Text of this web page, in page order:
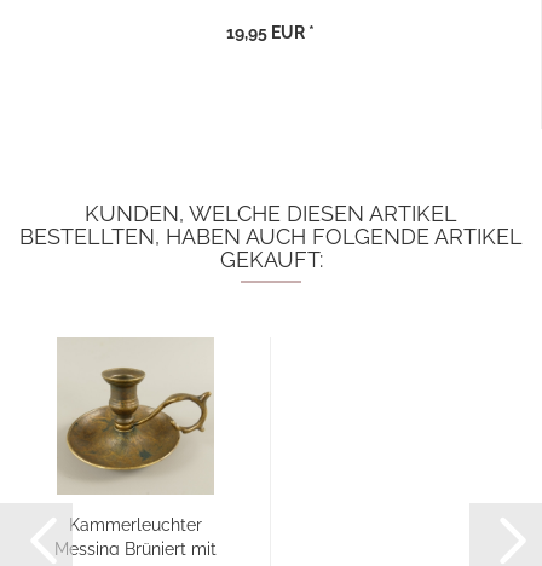
19,95 EUR *
KUNDEN, WELCHE DIESEN ARTIKEL
BESTELLTEN, HABEN AUCH FOLGENDE ARTIKEL
GEKAUFT:
Kammerleuchter
Messing Brüniert mit